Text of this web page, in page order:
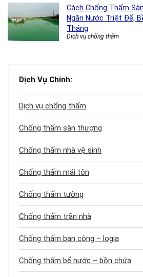
Cách Chống Thấm
Ngăn Nước Triệt Để,
Tháng
Dịch vụ chống thấm
Dịch Vụ Chính:
Dịch vụ chống thấm
Chống thấm sân thượng
Chống thấm nhà vệ sinh
Chống thấm mái tôn
Chống thấm tường
Chống thấm trần nhà
Chống thấm ban công – logia
Chống thấm bể nước – bồn chứa